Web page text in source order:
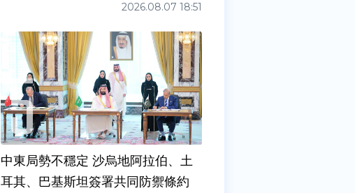
2026.08.07 18:51
中東局勢不穩定 沙烏地阿拉伯、土
耳其、巴基斯坦簽署共同防禦條約